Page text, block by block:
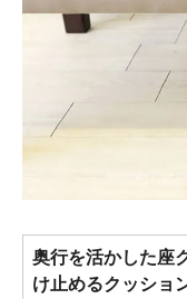
奥行を活かした座
け止めるクッショ